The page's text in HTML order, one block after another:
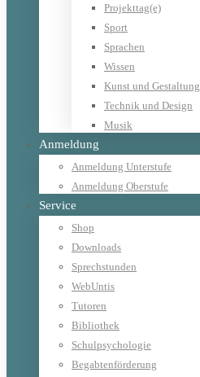
Projekttag(e)
Sport
Sprachen
Wissen
Kunst und Gestaltung
Technik und Design
Musik
Anmeldung
Anmeldung Unterstufe
Anmeldung Oberstufe
Service
Shop
Downloads
Sprechstunden
WebUntis
Tutoren
Bibliothek
Schulpsychologie
Begabtenförderung